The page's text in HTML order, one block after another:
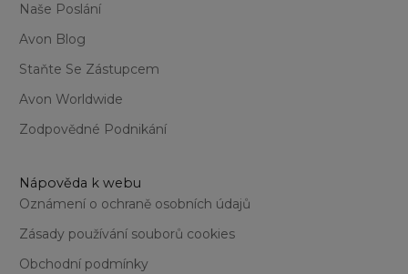
Naše Poslání
Avon Blog
Staňte Se Zástupcem
Avon Worldwide
Zodpovědné Podnikání
Nápověda k webu
Oznámení o ochraně osobních údajů
Zásady používání souborů cookies
Obchodní podmínky